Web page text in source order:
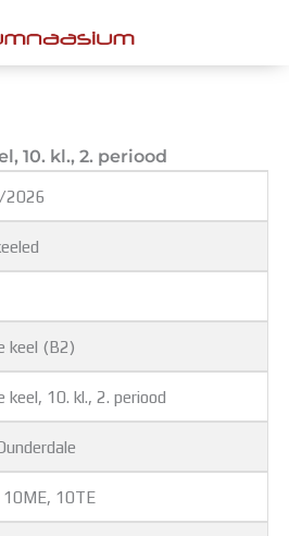
10. kl., 2. periood
2026
keel (B2)
keel, 10. kl., 2. periood
10TE